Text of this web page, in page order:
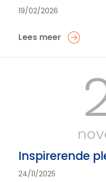
19/02/2026
Lees meer
Inspirerende
24/11/2025